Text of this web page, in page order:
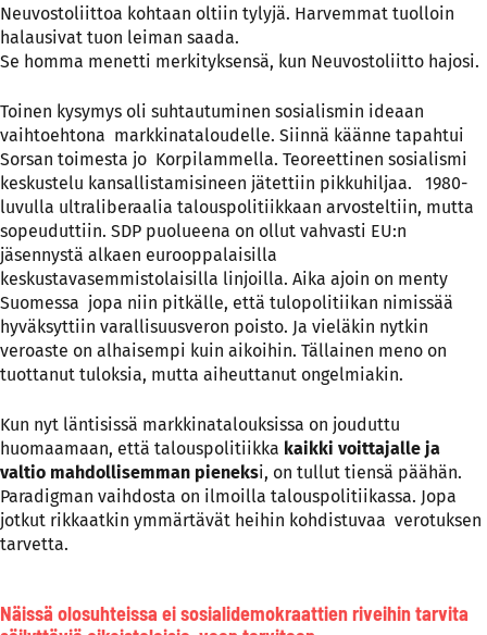
Neuvostoliittoa kohtaan oltiin tylyjä. Harvemmat tuolloin
halausivat tuon leiman saada.
Se homma menetti merkityksensä, kun Neuvostoliitto hajosi.
Toinen kysymys oli suhtautuminen sosialismin ideaan
vaihtoehtona markkinataloudelle. Siinnä käänne tapahtui
Sorsan toimesta jo Korpilammella. Teoreettinen sosialismi
keskustelu kansallistamisineen jätettiin pikkuhiljaa. 1980-
luvulla ultraliberaalia talouspolitiikkaan arvosteltiin, mutta
sopeuduttiin. SDP puolueena on ollut vahvasti EU:n
jäsennystä alkaen eurooppalaisilla
keskustavasemmistolaisilla linjoilla. Aika ajoin on menty
Suomessa jopa niin pitkälle, että tulopolitiikan nimissää
hyväksyttiin varallisuusveron poisto. Ja vieläkin nytkin
veroaste on alhaisempi kuin aikoihin. Tällainen meno on
tuottanut tuloksia, mutta aiheuttanut ongelmiakin.
Kun nyt läntisissä markkinatalouksissa on jouduttu
huomaamaan, että talouspolitiikka kaikki voittajalle ja
valtio mahdollisemman pieneksi, on tullut tiensä päähän.
Paradigman vaihdosta on ilmoilla talouspolitiikassa. Jopa
jotkut rikkaatkin ymmärtävät heihin kohdistuvaa verotuksen
tarvetta.
Näissä olosuhteissa ei sosialidemokraattien riveihin tarvita